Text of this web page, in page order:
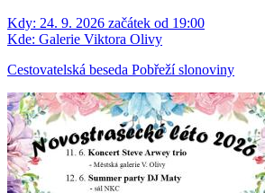
Kdy: 24. 9. 2026 začátek od 19:00
Kde: Galerie Viktora Olivy
Cestovatelská beseda Pobřeží slonoviny